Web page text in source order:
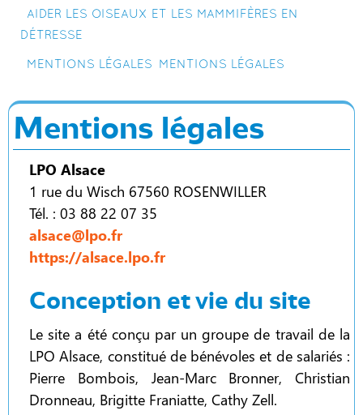
Aider les oiseaux et les mammifères en
détresse
Mentions légales Mentions légales
Mentions légales
LPO Alsace
1 rue du Wisch 67560 ROSENWILLER
Tél. : 03 88 22 07 35
alsace@lpo.fr
https://alsace.lpo.fr
Conception et vie du site
Le site a été conçu par un groupe de travail de la
LPO Alsace, constitué de bénévoles et de salariés :
Pierre Bombois, Jean-Marc Bronner, Christian
Dronneau, Brigitte Franiatte, Cathy Zell.